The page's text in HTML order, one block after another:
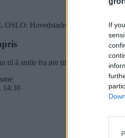
If
Hovedstadens
til å smile fra øre til øre.
14:30